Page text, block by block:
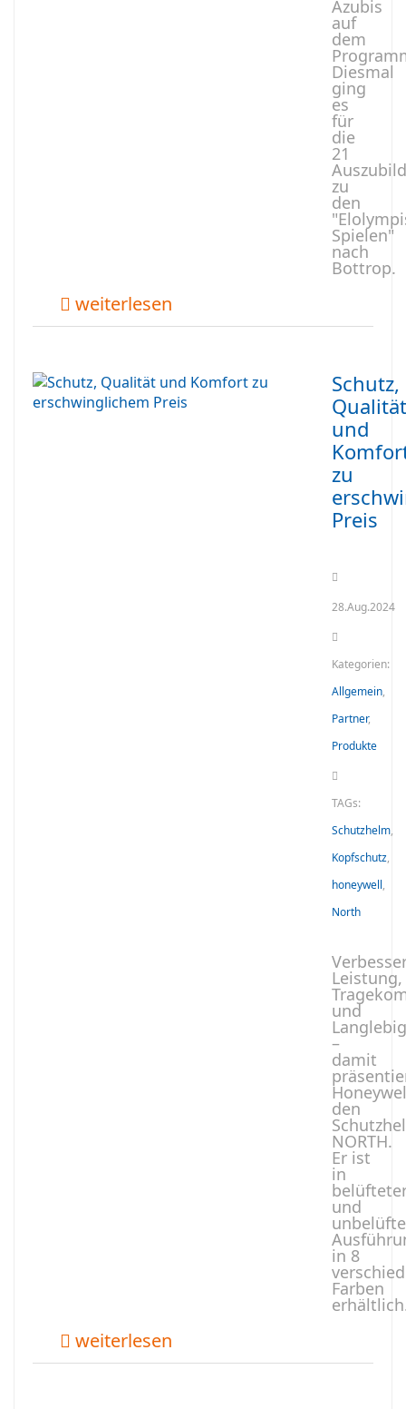
Azubis
auf
dem
Diesmal
ging
es
für
die
21
zu
den
Spielen"
nach
Bottrop.
weiterlesen
Schutz,
Qualität
und
zu
Preis
28.Aug.2024
Kategorien:
Allgemein,
Partner,
Produkte
TAGs:
Schutzhelm,
Kopfschutz,
honeywell,
North
Leistung,
und
­–
damit
den
NORTH.
Er ist
in
und
in 8
Farben
weiterlesen